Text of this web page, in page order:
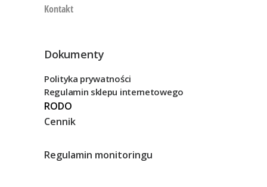
Kontakt
Dokumenty
Polityka prywatności
Regulamin sklepu internetowego
RODO
Cennik
Regulamin monitoringu